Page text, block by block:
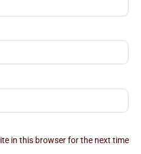
in this browser for the next time